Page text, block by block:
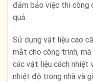
đảm bảo việc thi công
quả.
Sử dụng vật liệu cao
mắt cho công trình,
các vật liệu cách nhiệt
nhiệt độ trong nhà và